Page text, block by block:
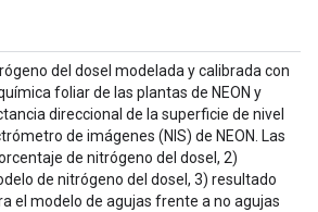
del dosel modelada y calibrada con
foliar de las plantas de NEON y
direccional de la superficie de nivel
de imágenes (NIS) de NEON. Las
de nitrógeno del dosel, 2)
de nitrógeno del dosel, 3) resultado
el modelo de agujas frente a no agujas